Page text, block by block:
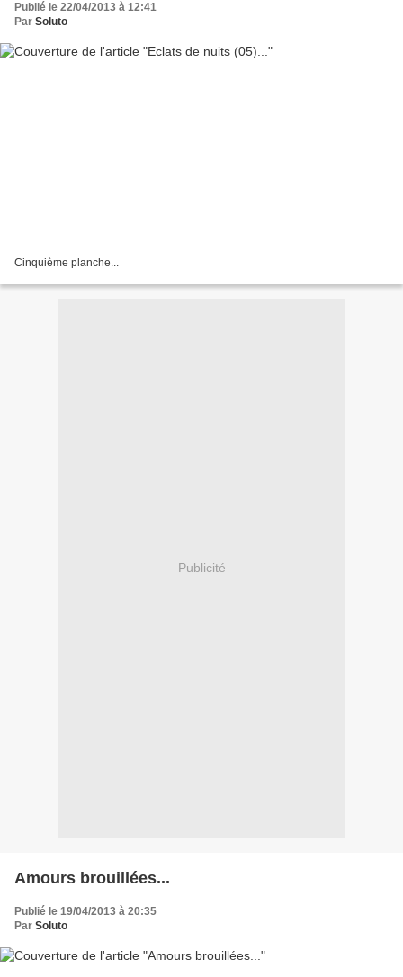
Publié le 22/04/2013 à 12:41
Par Soluto
Cinquième planche...
Publicité
Amours brouillées...
Publié le 19/04/2013 à 20:35
Par Soluto